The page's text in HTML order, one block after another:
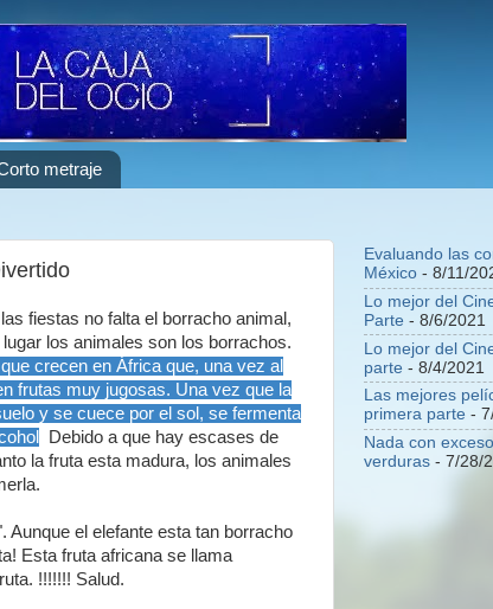
metraje
fiestas no falta el borracho animal,
los animales son los borrachos.
crecen en África que, una vez al
frutas muy jugosas. Una vez que la
y se cuece por el sol, se fermenta
Debido a que hay escases de
la fruta esta madura, los animales
Aunque el elefante esta tan borracho
Esta fruta africana se llama
!!!!!!! Salud.
Evaluando las
México - 8/11/
Lo mejor del
Parte - 8/6/2021
Lo mejor del
parte - 8/4/2021
Las mejores
primera parte -
Nada con
verduras - 7/28/